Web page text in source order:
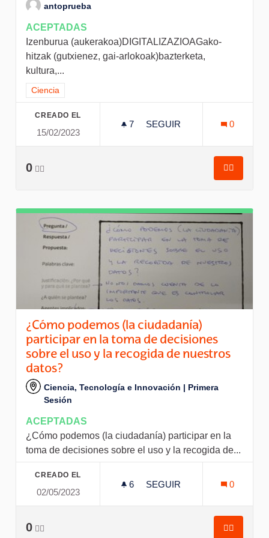
antoprueba
ACEPTADAS
Izenburua (aukerakoa)DIGITALIZAZIOAGako-
hitzak (gutxienez, gai-arlokoak)bazterketa,
kultura,...
Resultados al filtrar por el tema: Ciencia
Ciencia
CREADO EL
15/02/2023
7 7 SEGUIDORAS
SEGUIR
0
0 👍🏽
👍🏽
¿Cómo podemos (la ciudadanía)
participar en la toma de decisiones
sobre el uso y la recogida de nuestros
datos?
Ciencia, Tecnología e Innovación | Primera
Sesión
ACEPTADAS
¿Cómo podemos (la ciudadanía) participar en la
toma de decisiones sobre el uso y la recogida de...
CREADO EL
02/05/2023
6 6 SEGUIDORAS
SEGUIR
0
0 👍🏽
👍🏽